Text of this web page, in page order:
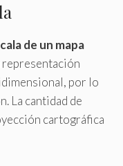
de un mapa
representación
por lo
La cantidad de
cartográfica